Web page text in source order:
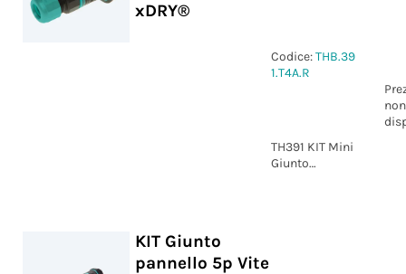
xDRY®
Codice:THB.39
1.T4A.R
non
TH391 KIT Mini
Giunto
KIT Giunto
pannello 5p Vite